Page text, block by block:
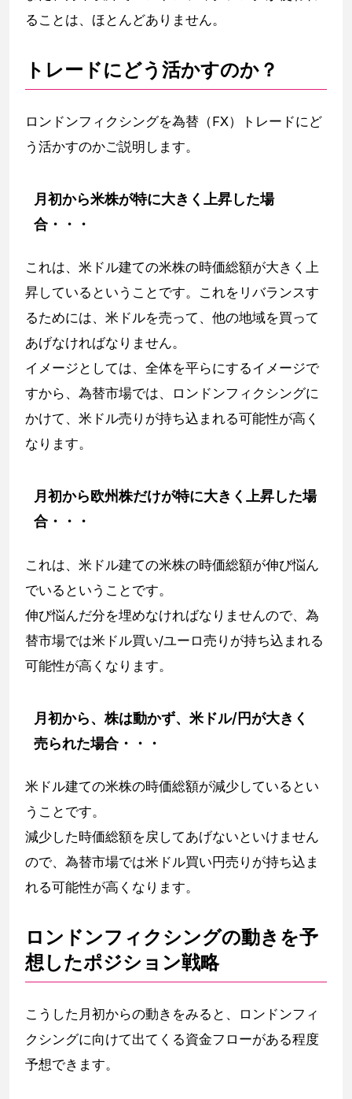
ることは、ほとんどありません。
トレードにどう活かすのか？
ロンドンフィクシングを為替（FX）トレードにど
う活かすのかご説明します。
月初から米株が特に大きく上昇した場
合・・・
これは、米ドル建ての米株の時価総額が大きく上
昇しているということです。これをリバランスす
るためには、米ドルを売って、他の地域を買って
あげなければなりません。
イメージとしては、全体を平らにするイメージで
すから、為替市場では、ロンドンフィクシングに
かけて、米ドル売りが持ち込まれる可能性が高く
なります。
月初から欧州株だけが特に大きく上昇した場
合・・・
これは、米ドル建ての米株の時価総額が伸び悩ん
でいるということです。
伸び悩んだ分を埋めなければなりませんので、為
替市場では米ドル買い/ユーロ売りが持ち込まれる
可能性が高くなります。
月初から、株は動かず、米ドル/円が大きく
売られた場合・・・
米ドル建ての米株の時価総額が減少しているとい
うことです。
減少した時価総額を戻してあげないといけません
ので、為替市場では米ドル買い円売りが持ち込ま
れる可能性が高くなります。
ロンドンフィクシングの動きを予
想したポジション戦略
こうした月初からの動きをみると、ロンドンフィ
クシングに向けて出てくる資金フローがある程度
予想できます。